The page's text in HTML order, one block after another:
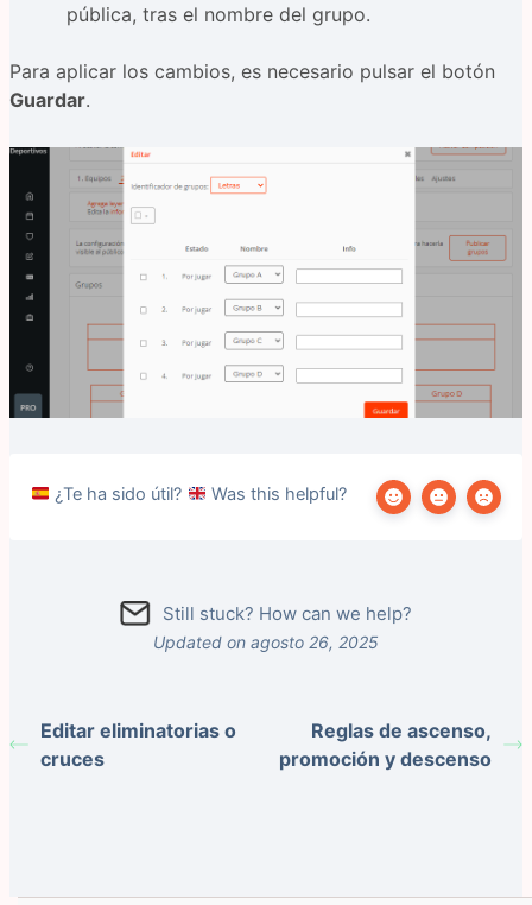
pública, tras el nombre del grupo.
Para aplicar los cambios, es necesario pulsar el botón
Guardar.
¿Te ha sido útil? Was this helpful?
Still stuck? How can we help?
Updated on agosto 26, 2025
Editar eliminatorias o
cruces
Reglas de ascenso,
promoción y descenso